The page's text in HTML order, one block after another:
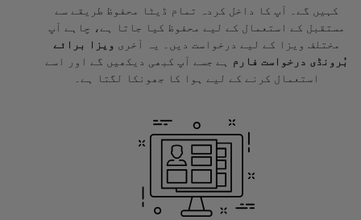
کہیں گے۔ آپ کا داخل کردہ تمام ڈیٹا محفوظ طریقے سے
مستقبل کے استعمال کے لیے محفوظ کیا جاتا ہے، چاہے آپ
مختلف ویزا کے لیے درخواست دیں۔ یہ آخری ویزا برائے
بُرونڈی درخواست فارم
ہے جسے آپ کبھی دیکھیں گے اور اسے
استعمال کرنے کے لیے ہوا کا جھونکا لگتا ہے۔